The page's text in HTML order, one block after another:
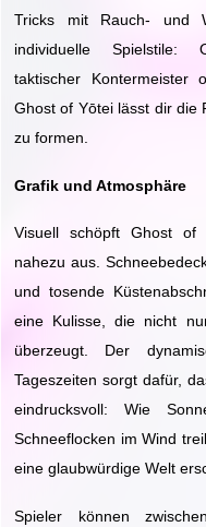
Tricks mit Rauch- und
individuelle Spielstile:
taktischer Kontermeister
Ghost of Yōtei lässt dir die
zu formen.
Grafik und Atmosphäre
Visuell schöpft Ghost of
nahezu aus.
und tosende
eine Kulisse, die nicht
überzeugt. Der
Tageszeiten sorgt dafür,
eindrucksvoll: Wie
Schneeflocken im Wind
eine glaubwürdige Welt
Spieler können